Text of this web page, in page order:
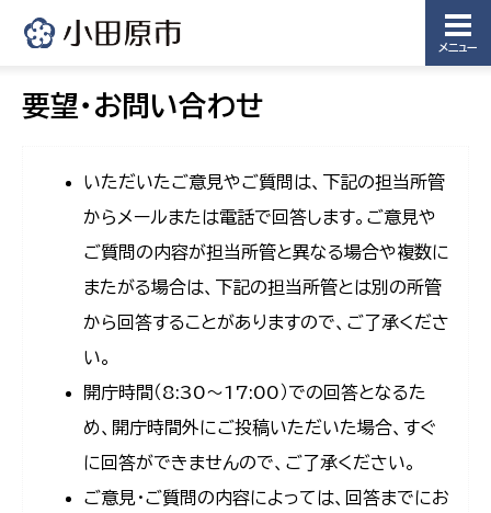
メニュー
要望・お問い合わせ
いただいたご意見やご質問は、下記の担当所管
からメールまたは電話で回答します。ご意見や
ご質問の内容が担当所管と異なる場合や複数に
またがる場合は、下記の担当所管とは別の所管
から回答することがありますので、ご了承くださ
い。
開庁時間（8:30〜17:00）での回答となるた
め、開庁時間外にご投稿いただいた場合、すぐ
に回答ができませんので、ご了承ください。
ご意見・ご質問の内容によっては、回答までにお